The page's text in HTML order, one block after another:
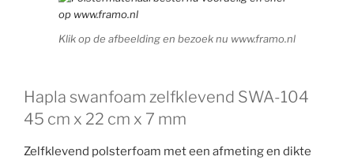
Klik op de afbeelding en bezoek nu www.framo.nl
Hapla swanfoam zelfklevend SWA-104
45 cm x 22 cm x 7 mm
Zelfklevend polsterfoam met een afmeting en dikte